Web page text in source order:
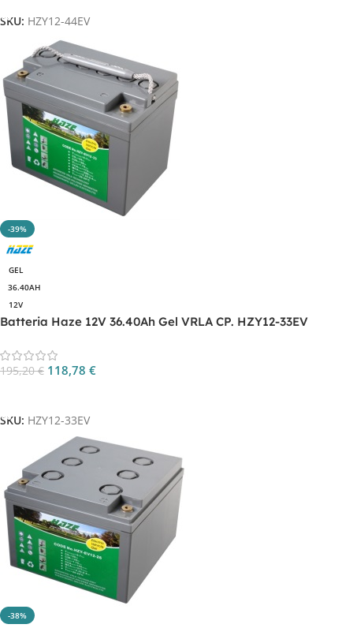
SKU: HZY12-44EV
-39%
GEL
36.40AH
12V
Batteria Haze 12V 36.40Ah Gel VRLA CP. HZY12-33EV
195,20€ 118,78 €
SKU: HZY12-33EV
-38%